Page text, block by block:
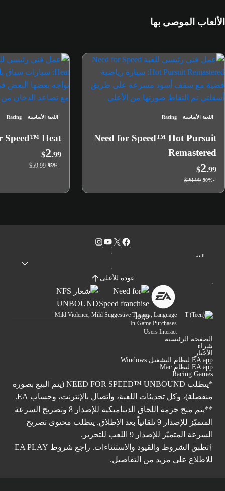
الألعاب الموصى بها
اللعبة الأساسية Racing
Need for Speed™ Hot Pursuit
Remastered
$2.99
-90%
$29.99
اللعبة الأساسية Racing
Speed™ Heat
$2.99
-95%
$59.99
اللغة
عودة للأعلى
Mild Violence, Mild Suggestive Themes, Language
In-Game Purchases
Users Interact
الصفحة الرئيسية
شراء
الأخبار
EA app لنظام التشغيل Windows
EA app لنظام Mac
Racing Games
*يتطلب NEED FOR SPEED™ UNBOUND (يتم البيع بصورة
منفصلة)، وكل تحديثات اللعبة، واتصال بالإنترنت، وحساب EA.
**يتم منح حزمة اللحاق الديناميكية للإصدار 8 وتصريح السرعة
المتميّز للإصدار 9 تلقائياً بعد الإطلاق. يتطلب محتوى تصريح
السرعة المتميّز للإصدار 9 اللعب للتحرير.
†تطبق الشروط والقيود والاستثناءات. راجع شروط EA PLAY
للاطلاع على مزيد من التفاصيل.